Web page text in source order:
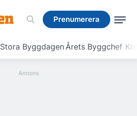
Prenumerera
Stora ByggdagenÅrets Byggchef
Prenumerera